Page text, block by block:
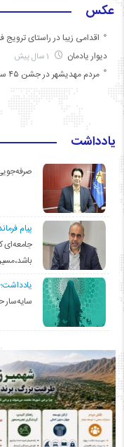
عکس
اقدامی زیبا در راستای
دیوار یادمان
مردم مهدیشهر در جشن ۴۵ سالگیِ انقلاب
یادداشت
پیام
جامعه‌ای
یادداشت؛
سایه‌سار